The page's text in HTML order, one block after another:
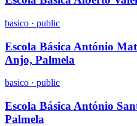
basico · public
Escola Básica António
Anjo, Palmela
basico · public
Escola Básica António
Palmela